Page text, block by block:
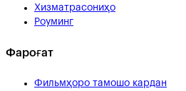
Хизматрасониҳо
Роуминг
Фароғат
Фильмҳоро тамошо кардан